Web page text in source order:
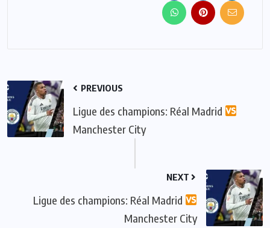
PREVIOUS
Ligue des champions: Réal Madrid
Manchester City
NEXT
Ligue des champions: Réal Madrid
Manchester City